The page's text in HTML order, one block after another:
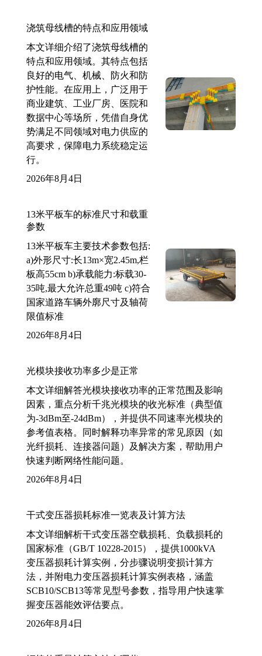
浇筑母线槽的特点和应用领域
本文详细介绍了浇筑母线槽的
特点和应用领域。其特点包括
良好的电气、机械、防火和防
护性能。在应用上，广泛用于
商业建筑、工业厂房、医院和
数据中心等场所，凭借自身优
势满足不同领域对电力供应的
高要求，保障电力系统稳定运
行。
2026年8月4日
13米平板车的标准尺寸和载重
参数
13米平板车主要技术参数包括:
a)外形尺寸:长13m×宽2.45m,栏
板高55cm b)承载能力:标载30-
35吨,最大允许总重49吨 c)符合
国家道路车辆外廓尺寸及轴荷
限值标准
2026年8月4日
光模块接收功率多少是正常
本文详细解答光模块接收功率的正常范围及影响
因素，重点分析千兆光模块的收光标准（典型值
为-3dBm至-24dBm），并提供不同速率光模块的
参考值表格。同时解释功率异常的常见原因（如
光纤损耗、连接器问题）及解决方案，帮助用户
快速判断网络性能问题。
2026年8月4日
干式变压器损耗标准一览表及计算方法
本文详细解析干式变压器空载损耗、负载损耗的
国家标准（GB/T 10228-2015），提供1000kVA
变压器损耗计算实例，分步骤说明变损计算方
法，并附电力变压器损耗计算实例表格，涵盖
SCB10/SCB13等常见型号参数，指导用户快速掌
握变压器能效评估要点。
2026年8月4日